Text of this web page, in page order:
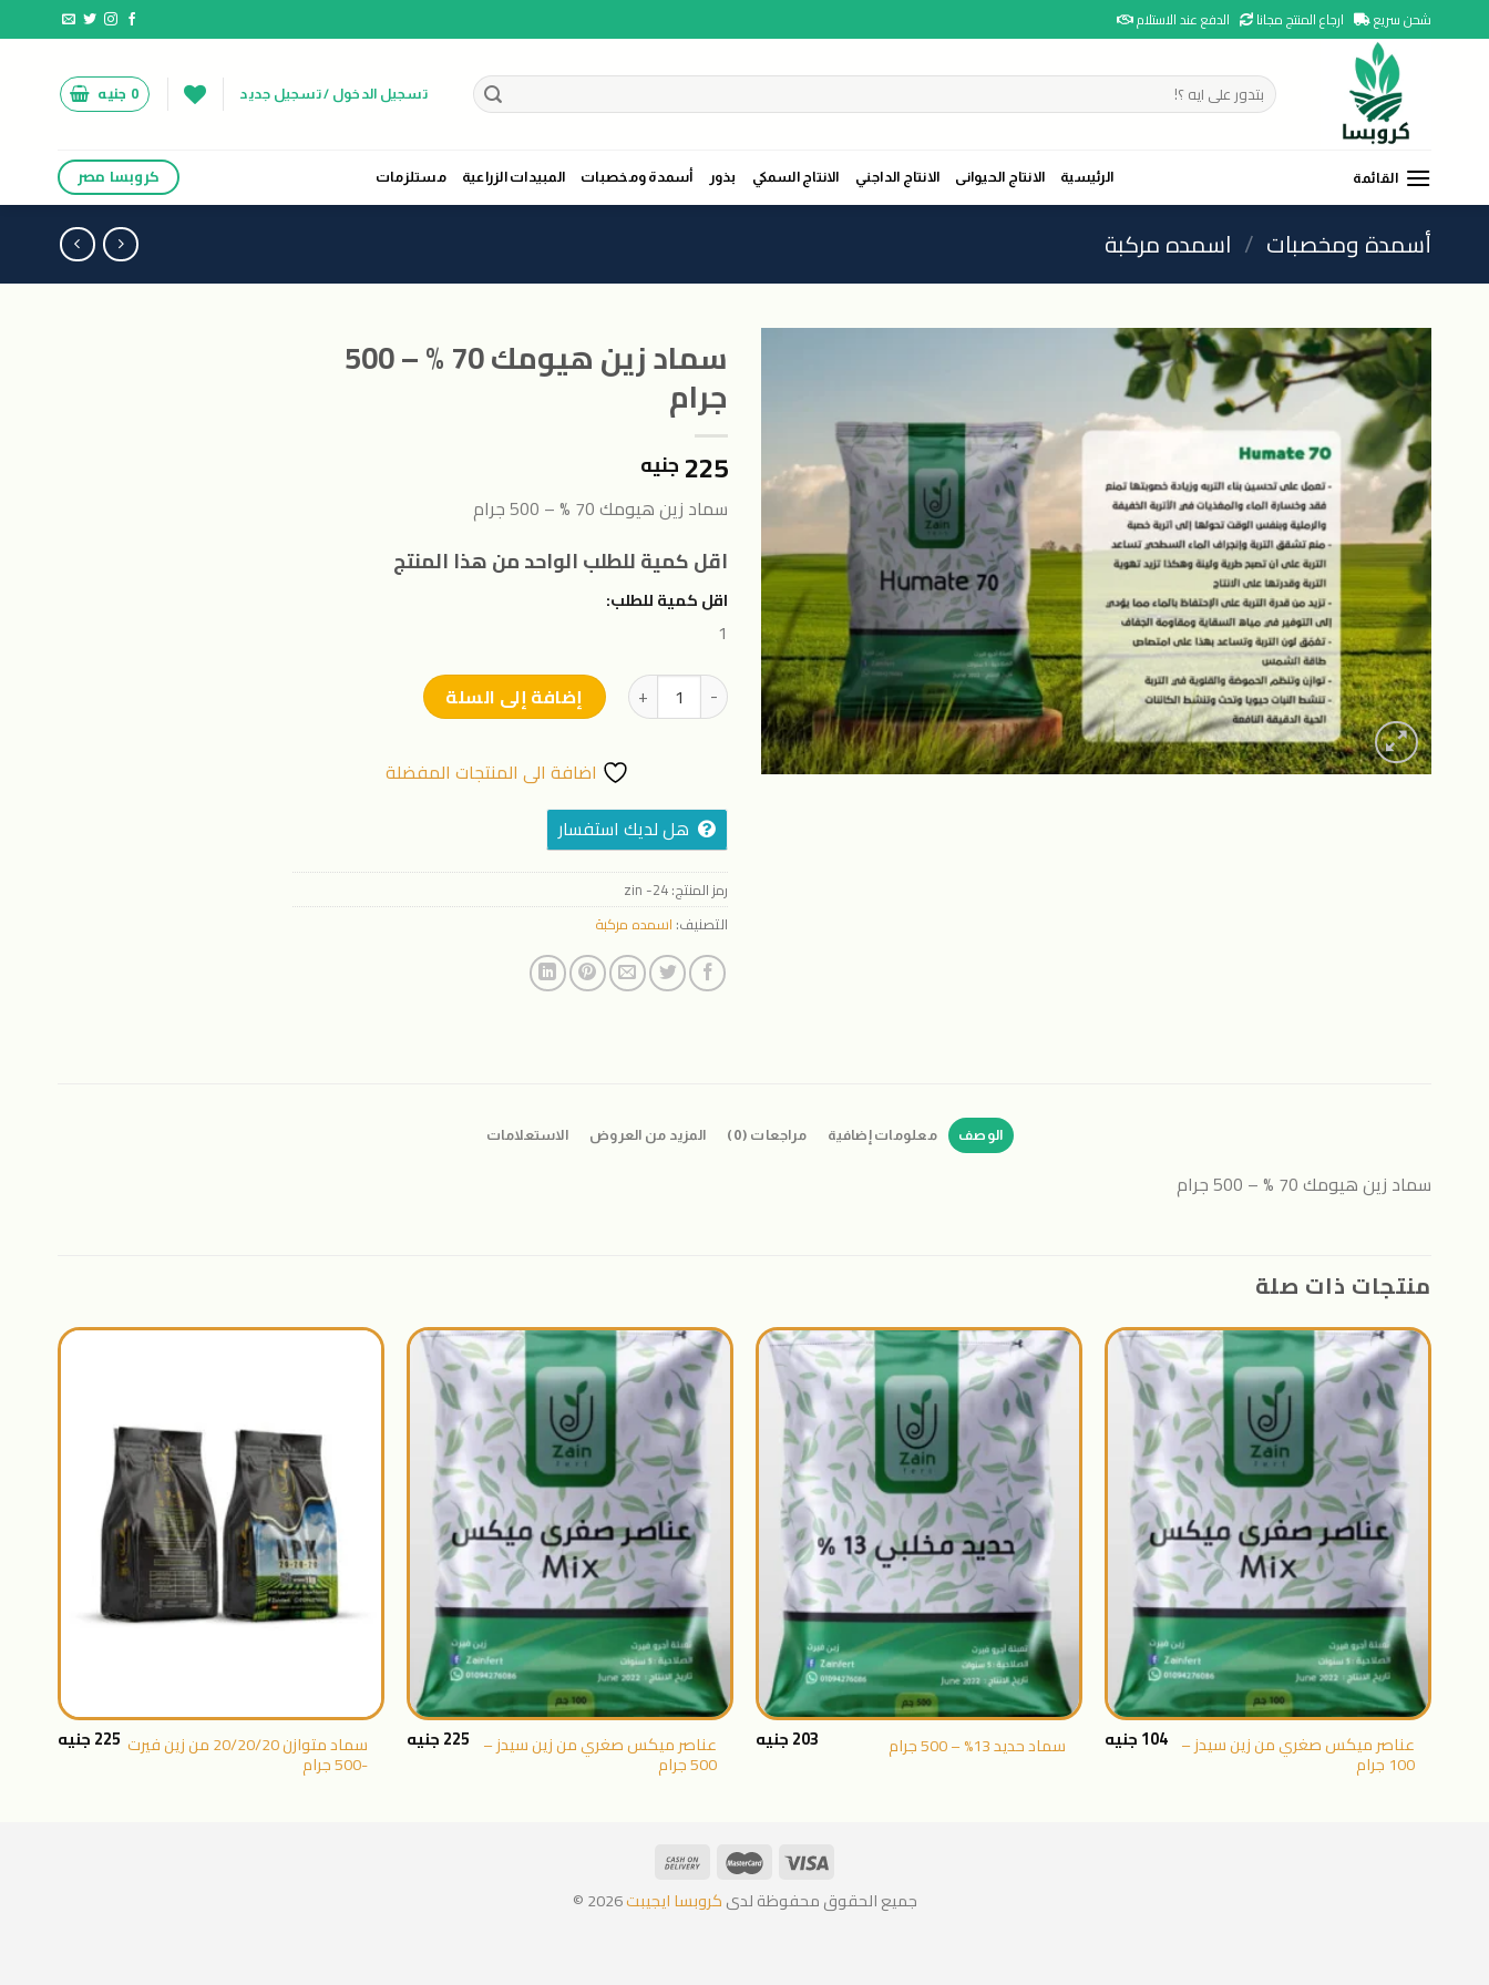
to
شحن سريع ارجاع المنتج مجانا الدفع عند الاستلام
البحث
عن:
تسجيل الدخول / تسجيل جديد 0 جنيه
القائمة الرئيسية الانتاج الحيوانى الانتاج الداجني الانتاج السمكي بذور أسمدة ومخصبات المبيدات الزراعية مستلزمات كروبسا مصر
أسمدة ومخصبات / اسمده مركبة
الى
المنتجات
المفضلة
سماد زين هيومك 70 % – 500
جرام
225 جنيه
سماد زين هيومك 70 % – 500 جرام
اقل كمية للطلب الواحد من هذا المنتج
اقل كمية للطلب:
1
كمية سماد زين هيومك 70 % - 500 جرامإضافة إلى السلة
اضافة الى المنتجات المفضلة
هل لديك استفسار
رمز المنتج:zin -24
التصنيف: اسمده مركبة
الوصف معلومات إضافية مراجعات (0) المزيد من العروض الاستعلامات
سماد زين هيومك 70 % – 500 جرام
منتجات ذات صلة
اضافة
الى
المنتجات
المفضلة
+
عناصر ميكس صغري من زين سيدز –
100 جرام
104جنيه
اضافة
الى
المنتجات
المفضلة
+
سماد حديد 13% – 500 جرام 203جنيه
اضافة
الى
المنتجات
المفضلة
+
عناصر ميكس صغري من زين سيدز –
500 جرام
225جنيه سماد متوازن 20/20/20 من زين فيرت
-500 جرام
225جنيه
جميع الحقوق محفوظة لدىكروبسا ايجيبت2026 ©